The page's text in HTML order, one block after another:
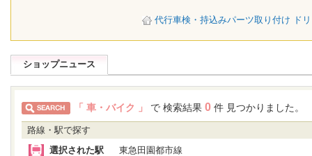
代行車検・持込みパーツ取り付け ド
ショップニュース
「 車・バイク 」 で 検索結果 0 件 見つかりました。
路線・駅で探す
選択された駅
東急田園都市線